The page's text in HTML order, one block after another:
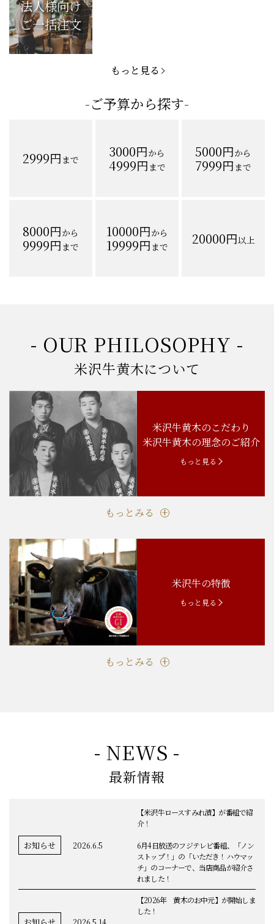
法人様向け
ご一括注文
もっと見る
-ご予算から探す-
2999円まで 3000円から
4999円まで
5000円から
7999円まで
8000円から
9999円まで
10000円から
19999円まで 20000円以上
- OUR PHILOSOPHY -
米沢牛黄木について
米沢牛黄木のこだわり
米沢牛黄木の理念のご紹介
もっと見る
もっとみる
米沢牛の特徴
もっと見る
もっとみる
- NEWS -
最新情報
お知らせ 2026.6.5
【米沢牛ロースすみれ漬】が番組で紹
介！
6月4日放送のフジテレビ番組、「ノン
ストップ！」の「いただき！ハウマッ
チ」のコーナーで、当店商品が紹介さ
れました！
2026.5.14
【2026年 黄木のお中元】が開始しま
した！